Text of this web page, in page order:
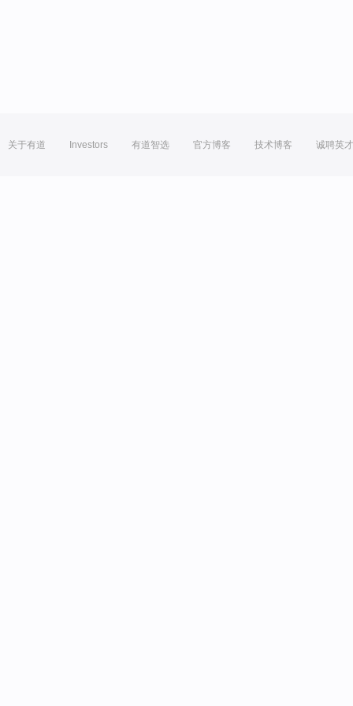
关于有道 Investors 有道智选 官方博客 技术博客 诚聘英才